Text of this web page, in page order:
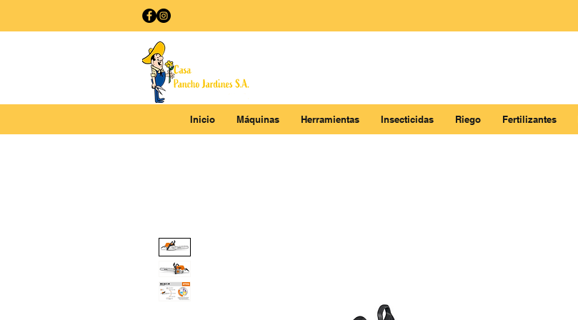
Inicio Máquinas Herramientas Insecticidas Riego Fertilizantes